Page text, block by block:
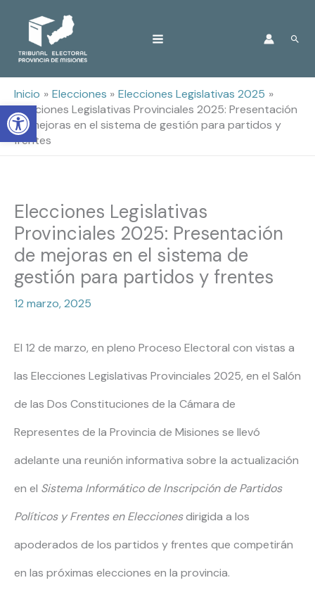
Open toolbar
Inicio Elecciones
Elecciones Legislativas 2025
Elecciones Legislativas Provinciales 2025: Presentación
de mejoras en el sistema de gestión para partidos y
frentes
Elecciones Legislativas
Provinciales 2025: Presentación
de mejoras en el sistema de
gestión para partidos y frentes
12 marzo, 2025
El 12 de marzo, en pleno Proceso Electoral con vistas a
las Elecciones Legislativas Provinciales 2025, en el Salón
de las Dos Constituciones de la Cámara de
Representes de la Provincia de Misiones se llevó
adelante una reunión informativa sobre la actualización
en el Sistema Informático de Inscripción de Partidos
Políticos y Frentes en Eleccionesdirigida a los
apoderados de los partidos y frentes que competirán
en las próximas elecciones en la provincia.